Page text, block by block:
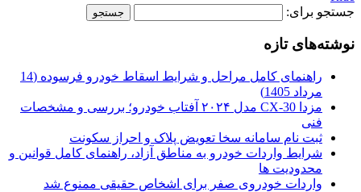
جستجو برای:
نوشته‌های تازه
راهنمای کامل مراحل و شرایط اسقاط خودرو فرسوده (14
مرداد 1405)
مزدا CX-30 مدل ۲۰۲۴ آفتاب خودرو؛ بررسی و مشخصات
فنی
ثبت نام سامانه سخا تعویض پلاک و احراز سکونت
شرایط واردات خودرو به مناطق آزاد، راهنمای کامل قوانین و
محدودیت ها
واردات خودروی صفر برای اشخاص حقیقی ممنوع شد